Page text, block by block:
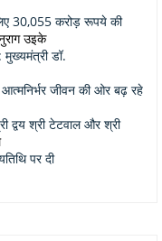
30,055 करोड़ रूपये की
उइके
मुख्यमंत्री डॉ.
जीवन की ओर बढ़ रहे
द्वय श्री टेटवाल और श्री
पर दी